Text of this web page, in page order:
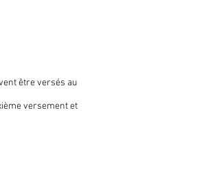
être versés au
versement et